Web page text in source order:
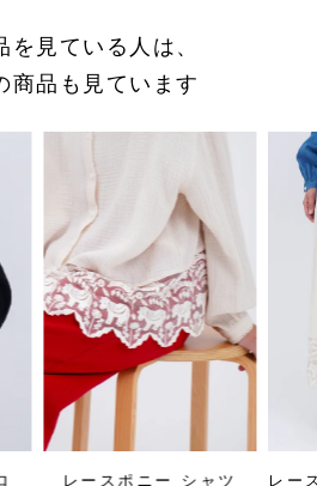
を見ている人は、
商品も見ています
レースポニー シャツ
レー